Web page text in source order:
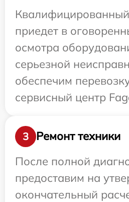
приедет в
осмотра
серьезной
обеспечим
сервисный центр
3
Ремонт техники
После полной
предоставим на
окончательный